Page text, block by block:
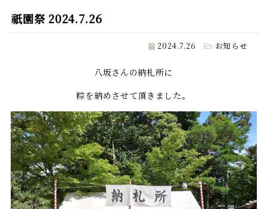
祇園祭 2024.7.26
2024.7.26 お知らせ
八坂さんの納札所に
粽を納めさせて頂きました。